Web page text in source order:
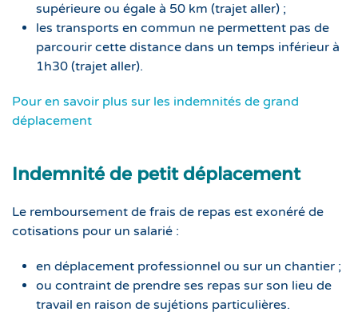
supérieure ou égale à 50 km (trajet aller) ;
les transports en commun ne permettent pas de
parcourir cette distance dans un temps inférieur à
1h30 (trajet aller).
Pour en savoir plus sur les indemnités de grand
déplacement
Indemnité de petit déplacement
Le remboursement de frais de repas est exonéré de
cotisations pour un salarié :
en déplacement professionnel ou sur un chantier ;
ou contraint de prendre ses repas sur son lieu de
travail en raison de sujétions particulières.